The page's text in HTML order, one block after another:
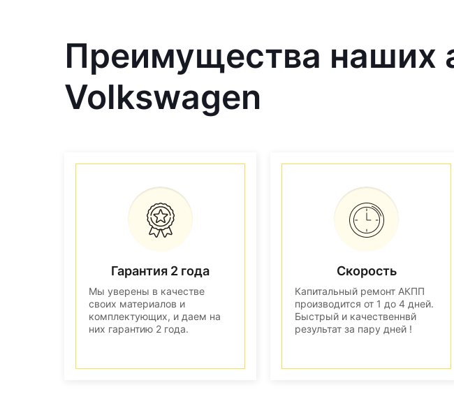
Преимущества наших
Volkswagen
Гарантия 2 года
Мы уверены в качестве
своих материалов и
комплектующих, и даем на
них гарантию 2 года.
Скорость
Капитальный ремонт АКПП
производится от 1 до 4 дней.
Быстрый и качественнвй
результат за пару дней !